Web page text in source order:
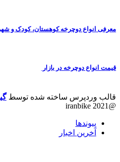
انواع دوچرخه کوهستان، کودک و شهری
دوچرخه در بازار
وردپرس ساخته شده توسطگیلیون.
پیوندها
آخرین اخبار